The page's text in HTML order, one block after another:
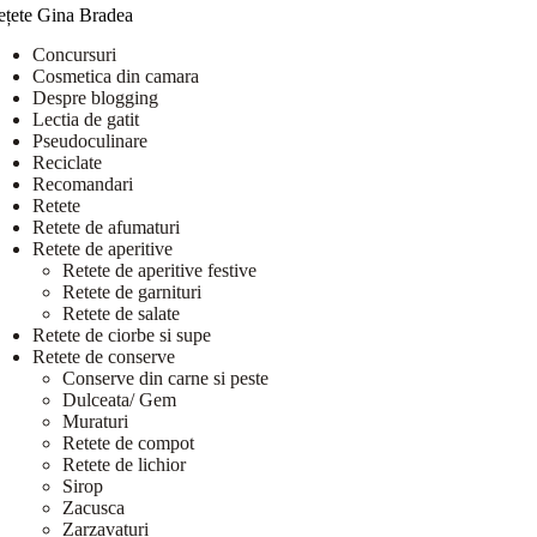
Gina Bradea
Concursuri
Cosmetica din camara
Despre blogging
Lectia de gatit
Pseudoculinare
Reciclate
Recomandari
Retete
Retete de afumaturi
Retete de aperitive
Retete de aperitive festive
Retete de garnituri
Retete de salate
Retete de ciorbe si supe
Retete de conserve
Conserve din carne si peste
Dulceata/ Gem
Muraturi
Retete de compot
Retete de lichior
Sirop
Zacusca
Zarzavaturi